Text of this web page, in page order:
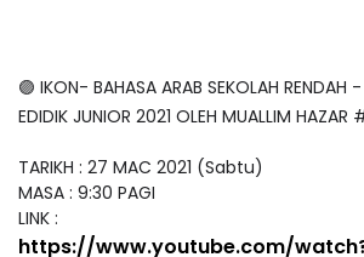
🟣 IKON- BAHASA ARAB SEKOLAH RENDAH
EDIDIK JUNIOR 2021 OLEH MUALLIM HAZAR
TARIKH : 27 MAC 2021 (Sabtu)
MASA : 9:30 PAGI
LINK :
https://www.youtube.com/